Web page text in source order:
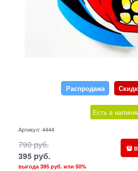
Распродажа
Есть в
Артикул: 4444
790руб.
395 руб.
выгода395 руб. или50%